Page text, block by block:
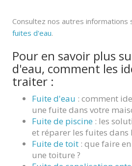
Consultez nos autres informations
fuites d'eau.
Pour en savoir plus
d'eau, comment les
traiter :
Fuite d'eau : comment
une fuite dans votre
Fuite de piscine : les
et réparer les fuites dans
Fuite de toit : que faire
une toiture ?